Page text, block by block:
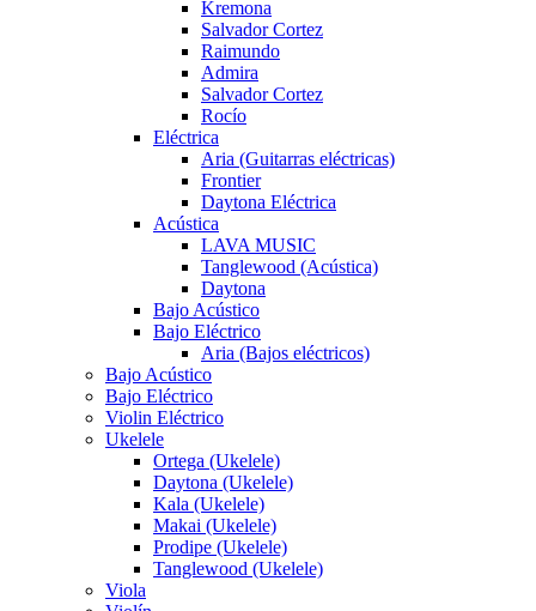
Kremona
Salvador Cortez
Raimundo
Admira
Salvador Cortez
Rocío
Eléctrica
Aria (Guitarras eléctricas)
Frontier
Daytona Eléctrica
Acústica
LAVA MUSIC
Tanglewood (Acústica)
Daytona
Bajo Acústico
Bajo Eléctrico
Aria (Bajos eléctricos)
Bajo Acústico
Bajo Eléctrico
Violin Eléctrico
Ukelele
Ortega (Ukelele)
Daytona (Ukelele)
Kala (Ukelele)
Makai (Ukelele)
Prodipe (Ukelele)
Tanglewood (Ukelele)
Viola